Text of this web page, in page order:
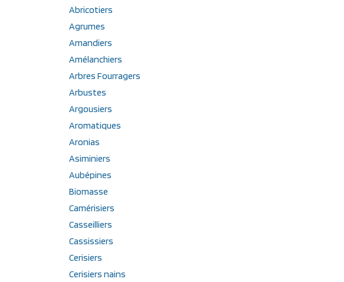
Abricotiers
Agrumes
Amandiers
Amélanchiers
Arbres Fourragers
Arbustes
Argousiers
Aromatiques
Aronias
Asiminiers
Aubépines
Biomasse
Camérisiers
Casseilliers
Cassissiers
Cerisiers
Cerisiers nains